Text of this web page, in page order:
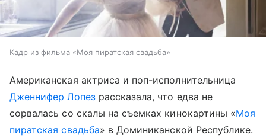
Кадр из фильма «Моя пиратская свадьба»
Американская актриса и поп-исполнительница
Дженнифер Лопезрассказала, что едва не
сорвалась со скалы на съемках кинокартины «Моя
пиратская свадьба» в Доминиканской Республике.